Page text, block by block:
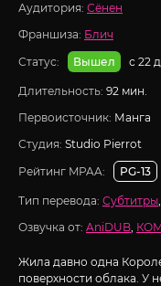
Аудитория: Сёнен
Франшиза: Блич
Статус:
Вышел с 22
Длительность: 92 мин.
Первоисточник: Манга
Студия: Studio Pierrot
Рейтинг MPAA:
PG-13
Тип перевода: Субтитры
Озвучка от: AniDUB,
Жила давно одна
поверхности облака. У